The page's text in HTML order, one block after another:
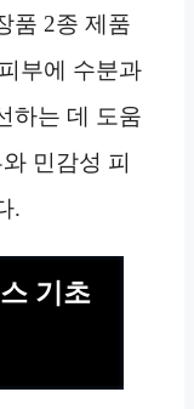
품 2종 제품
부에 수분과
하는 데 도움
민감성 피
.
기초